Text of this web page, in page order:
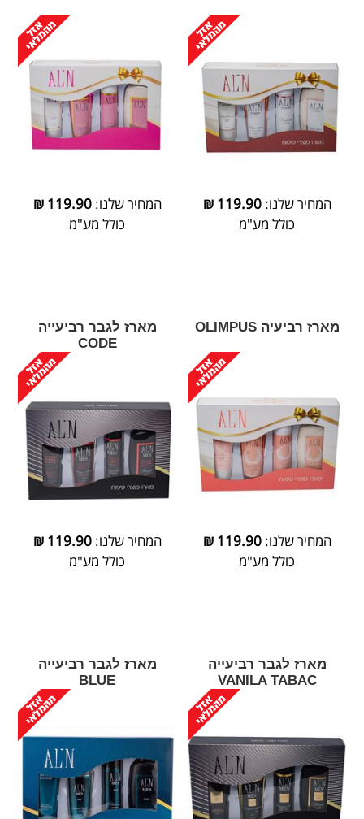
המחיר שלנו:119.90
₪
כולל מע"מ
המחיר שלנו:119.90
₪
כולל מע"מ
מארז רביעיה OLIMPUS
המחיר שלנו:119.90
₪
כולל מע"מ
מארז לגבר רביעייה
CODE
המחיר שלנו:119.90
₪
כולל מע"מ
מארז לגבר רביעייה
VANILA TABAC
מארז לגבר רביעייה
BLUE